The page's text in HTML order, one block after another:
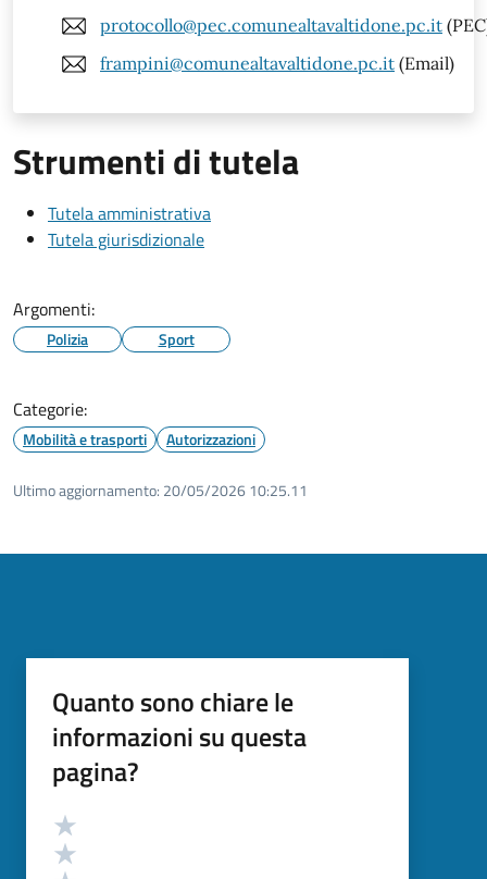
protocollo@pec.comunealtavaltidone.pc.it
frampini@comunealtavaltidone.pc.it (Email)
Strumenti di tutela
Tutela amministrativa
Tutela giurisdizionale
Argomenti:
Polizia Sport
Categorie:
Mobilità e trasporti Autorizzazioni
Ultimo aggiornamento: 20/05/2026 10:25.11
Quanto sono chiare le
informazioni su questa
pagina?
Valutazione